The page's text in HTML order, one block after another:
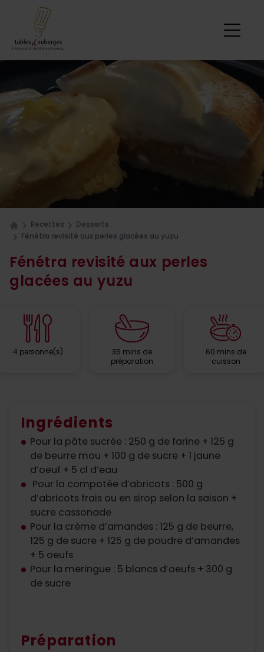
Home
Recettes
Desserts
Fénétra revisité aux perles glacées au yuzu
Fénétra revisité aux perles
glacées au yuzu
4 personne(s)
35 mins de
préparation
60 mins de
cuisson
Ingrédients
Pour la pâte sucrée : 250 g de farine + 125 g
de beurre mou + 100 g de sucre + 1 jaune
d’oeuf + 5 cl d’eau
Pour la compotée d’abricots : 500 g
d’abricots frais ou en sirop selon la saison +
sucre cassonade
Pour la crème d’amandes : 125 g de beurre,
125 g de sucre + 125 g de poudre d’amandes
+ 5 oeufs
Pour la meringue : 5 blancs d’oeufs + 300 g
de sucre
Préparation